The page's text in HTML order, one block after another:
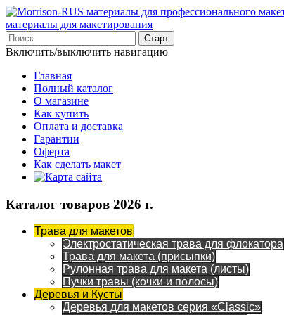
материалы для макетирования
Включить/выключить навигацию
Главная
Полный каталог
О магазине
Как купить
Оплата и доставка
Гарантии
Оферта
Как сделать макет
Каталог товаров 2026 г.
Трава для макетов
Электростатическая трава для флокатора
Трава для макета (присыпки)
Рулонная трава для макета (листы)
Пучки травы (кочки и полосы)
Деревья и Кусты
Деревья для макетов серия «Classic»